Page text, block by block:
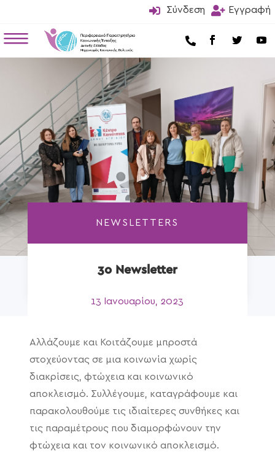
 Σύνδεση  Εγγραφή

NEWSLETTERS
3ο Newsletter
13 Ιανουαρίου, 2023
Αλλάζουμε και Κοιτάζουμε μπροστά
στοχεύοντας σε μια κοινωνία χωρίς
διακρίσεις, φτώχεια και κοινωνικό
αποκλεισμό. Συλλέγουμε, καταγράφουμε και
παρακολουθούμε τις ιδιαίτερες συνθήκες και
τις παραμέτρους που διαμορφώνουν την
φτώχεια και τον κοινωνικό αποκλεισμό.